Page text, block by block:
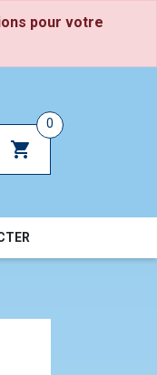
pour votre
shopping_cart
0